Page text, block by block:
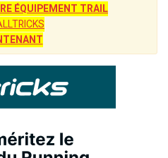
ÉQUIPEMENT TRAIL